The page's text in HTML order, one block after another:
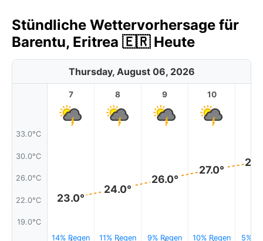
Stündliche Wettervorhersage für
Barentu, Eritrea 🇪🇷 Heute
Thursday, August 06, 2026
33.0°C
30.0°C
26.0°C
22.0°C
19.0°C
7
23.0°
14% Regen
8
24.0°
11% Regen
9
26.0°
9% Regen
10
27.0°
10% Regen 5%